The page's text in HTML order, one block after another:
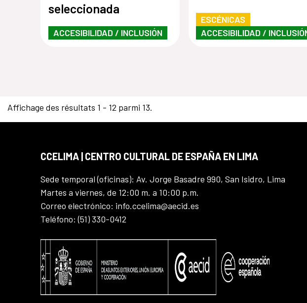
seleccionada
ACCESIBILIDAD / INCLUSIÓN
ESCÉNICAS
ACCESIBILIDAD /
Affichage des résultats 1 - 12 parmi 13.
CCELIMA | CENTRO CULTURAL DE ESPAÑA EN LIMA
Sede temporal (oficinas): Av. Jorge Basadre 990, San Isidro, Lima
Martes a viernes, de 12:00 m. a 10:00 p.m.
Correo electrónico: info.ccelima@aecid.es
Teléfono: (51) 330-0412